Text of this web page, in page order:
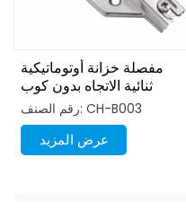
مفصلة خزانة أوتوماتيكية
ثنائية الاتجاه بدون كوب
هيدروليكي 35 مم
رقم الصنف: CH-B003
عرض المزيد